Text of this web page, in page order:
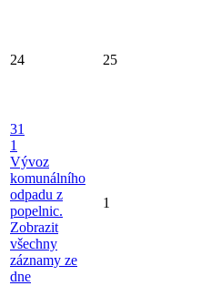
24 25
31
1
Vývoz
komunálního
odpadu z
popelnic.
Zobrazit
všechny
záznamy ze
dne
1